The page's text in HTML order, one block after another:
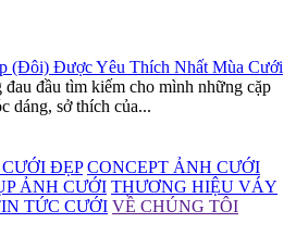
(Đôi) Được Yêu Thích Nhất Mùa Cưới
đau đầu tìm kiếm cho mình những cặp
dáng, sở thích của...
ĐẸP CONCEPT ẢNH CƯỚI
ẢNH CƯỚI THƯƠNG HIỆU VÁY
TỨC CƯỚI VỀ CHÚNG TÔI